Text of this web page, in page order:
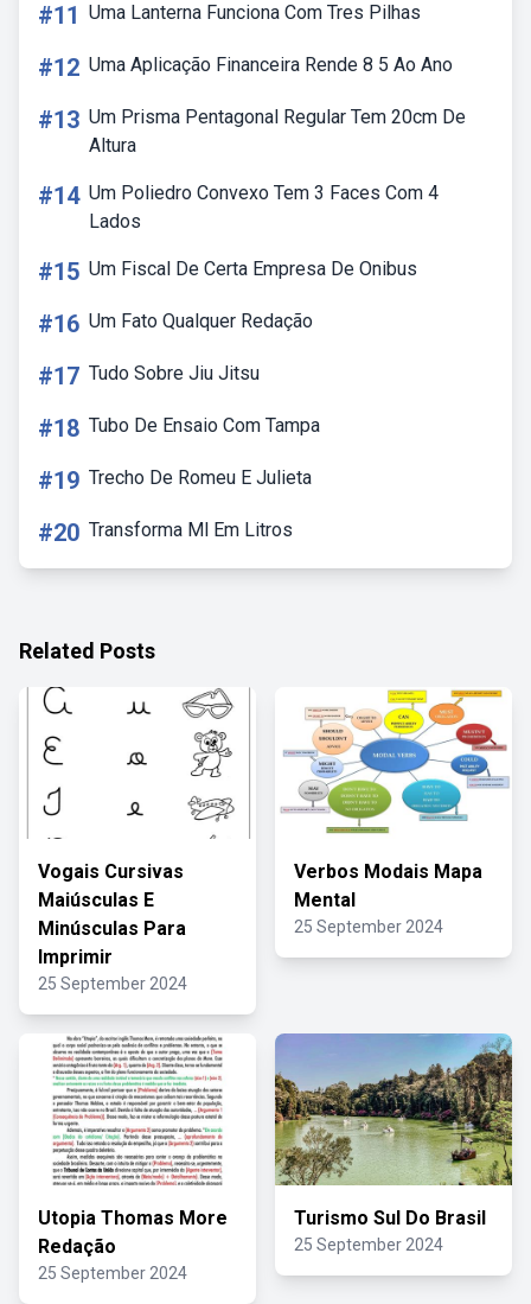
#11 Uma Lanterna Funciona Com Tres Pilhas
#12 Uma Aplicação Financeira Rende 8 5 Ao Ano
#13 Um Prisma Pentagonal Regular Tem 20cm De
Altura
#14 Um Poliedro Convexo Tem 3 Faces Com 4
Lados
#15 Um Fiscal De Certa Empresa De Onibus
#16 Um Fato Qualquer Redação
#17 Tudo Sobre Jiu Jitsu
#18 Tubo De Ensaio Com Tampa
#19 Trecho De Romeu E Julieta
#20 Transforma Ml Em Litros
Related Posts
Vogais Cursivas
Maiúsculas E
Minúsculas Para
Imprimir
25 September 2024
Verbos Modais Mapa
Mental
25 September 2024
Utopia Thomas More
Redação
25 September 2024
Turismo Sul Do Brasil
25 September 2024